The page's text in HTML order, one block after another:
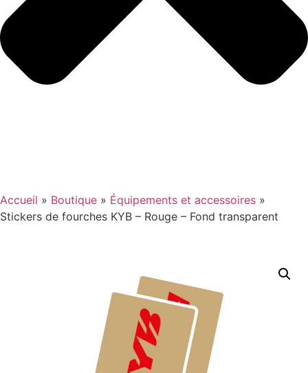
Accueil » Boutique » Équipements et accessoires »
Stickers de fourches KYB – Rouge – Fond transparent